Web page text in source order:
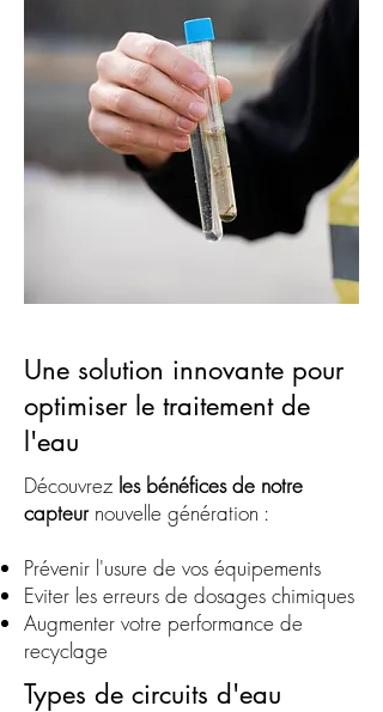
Une solution innovante pour
optimiser le traitement de
l'eau
​Découvrez les bénéfices de notre
capteurnouvelle génération :
Prévenir l'usure de vos équipements
Eviter les erreurs de dosages chimiques
Augmenter votre performance de
recyclage
Types de circuits d'eau